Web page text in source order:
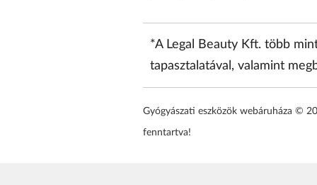
*A Legal Beauty Kft. több
tapasztalatával, valamint
Gyógyászati eszközök webáruháza ©
fenntartva!